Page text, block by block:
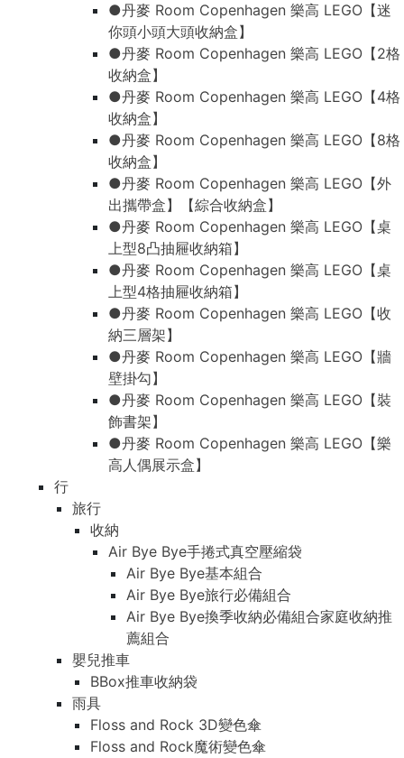
●丹麥 Room Copenhagen 樂高 LEGO【迷
你頭小頭大頭收納盒】
●丹麥 Room Copenhagen 樂高 LEGO【2格
收納盒】
●丹麥 Room Copenhagen 樂高 LEGO【4格
收納盒】
●丹麥 Room Copenhagen 樂高 LEGO【8格
收納盒】
●丹麥 Room Copenhagen 樂高 LEGO【外
出攜帶盒】【綜合收納盒】
●丹麥 Room Copenhagen 樂高 LEGO【桌
上型8凸抽屜收納箱】
●丹麥 Room Copenhagen 樂高 LEGO【桌
上型4格抽屜收納箱】
●丹麥 Room Copenhagen 樂高 LEGO【收
納三層架】
●丹麥 Room Copenhagen 樂高 LEGO【牆
壁掛勾】
●丹麥 Room Copenhagen 樂高 LEGO【裝
飾書架】
●丹麥 Room Copenhagen 樂高 LEGO【樂
高人偶展示盒】
行
旅行
收納
Air Bye Bye手捲式真空壓縮袋
Air Bye Bye基本組合
Air Bye Bye旅行必備組合
Air Bye Bye換季收納必備組合家庭收納推
薦組合
嬰兒推車
BBox推車收納袋
雨具
Floss and Rock 3D變色傘
Floss and Rock魔術變色傘